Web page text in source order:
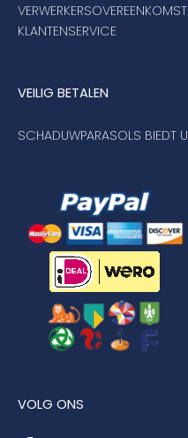
VERWERKERSOVEREENKOMST
KLANTENSERVICE
VEILIG BETALEN
SCHADUWPARASOLS BIEDT
VOLG ONS